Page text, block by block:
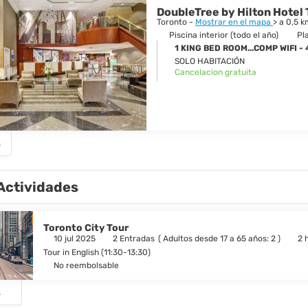
mercados y festivales. Deléitese con la energía renovada y
de la tapa teatro, cocina internacional, tiendas y un calendario
DoubleTree by Hilton Hotel
Toronto - Mostrar en el mapa > a 0,5
Piscina interior (todo el año)
1 KING BED ROOM...COMP WIFI -
SOLO HABITACIÓN
Cancelacion gratuita
Toronto City Tour
10 jul 2025 2 Entradas ( Adultos desde 17 a 65 años: 2 )
2
Tour in English (11:30-13:30)
No reembolsable